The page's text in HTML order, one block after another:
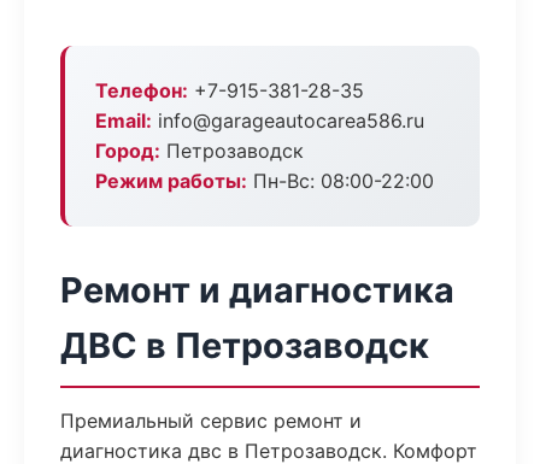
Телефон: +7-915-381-28-35
Email: info@garageautocarea586.ru
Город: Петрозаводск
Режим работы: Пн-Вс: 08:00-22:00
Ремонт и диагностика
ДВС в Петрозаводск
Премиальный сервис ремонт и
диагностика двс в Петрозаводск. Комфорт